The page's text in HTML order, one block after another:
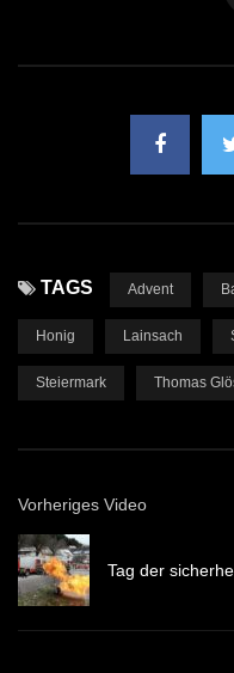
TAGS Advent
Honig Lainsach
Steiermark Thomas
Vorheriges Video
Tag der